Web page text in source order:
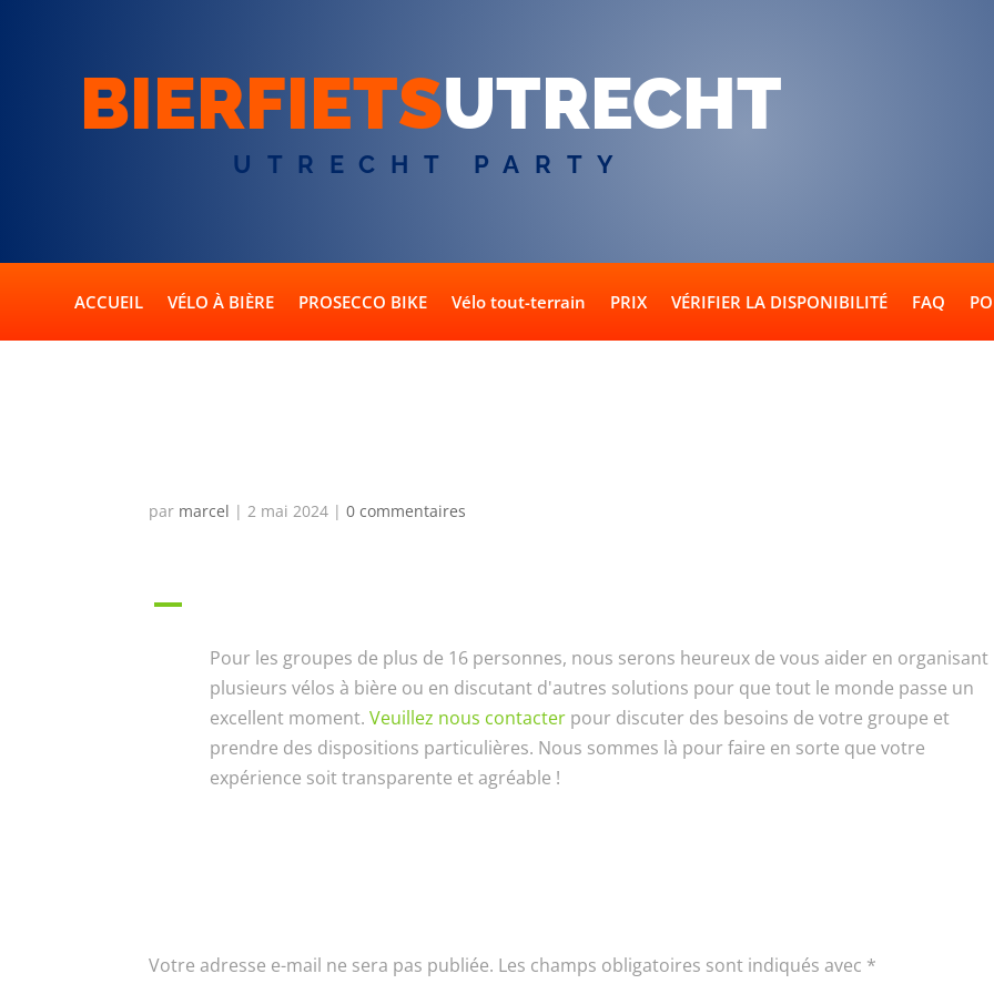
BIERFIETSUTRECHT
UTRECHT PARTY
ACCUEIL VÉLO À BIÈRE PROSECCO BIKE Vélo tout-terrain PRIX VÉRIFIER LA DISPONIBILITÉ FAQ
par marcel |2 mai 2024 |0 commentaires
A
Pour les groupes de plus de 16 personnes, nous serons heureux de vous aider en organisant
plusieurs vélos à bière ou en discutant d'autres solutions pour que tout le monde passe un
excellent moment.Veuillez nous contacter pour discuter des besoins de votre groupe et
prendre des dispositions particulières. Nous sommes là pour faire en sorte que votre
expérience soit transparente et agréable !
Votre adresse e-mail ne sera pas publiée. Les champs obligatoires sont indiqués avec *